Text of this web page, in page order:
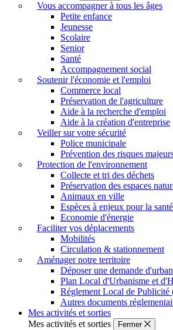
Vous accompagner à tous les âges
Petite enfance
Jeunesse
Scolaire
Senior
Santé
Accompagnement social
Soutenir l'économie et l'emploi
Commerce local
Préservation de l'agriculture
Aide à la recherche d'emploi
Aide à la création d'entreprise
Veiller sur votre sécurité
Police municipale
Prévention des risques
Protection de l'environnement
Collecte et tri des déchets
Préservation des espaces
Animaux en ville
Espèces à enjeux pour la
Economie d'énergie
Faciliter vos déplacements
Mobilités
Circulation & stationnement
Aménager notre territoire
Déposer une demande
Plan Local d'Urbanisme et
Réglement Local de Publicité
Autres documents
Mes activités et sorties
Mes activités et sorties
Fermer